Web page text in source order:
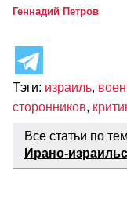
Геннадий Петров
Тэги: израиль,
сторонников,
Все статьи по
Ирано-